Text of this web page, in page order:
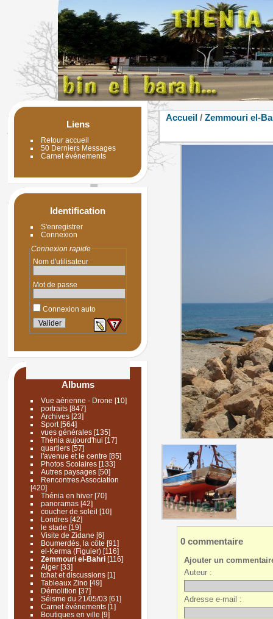
Liens
Retour accueil
50 Derniers Messages
Carnet événements
Identification
S'enregistrer
Connexion
Connexion rapide
Nom d'utilisateur
Mot de passe
Connexion auto
Albums
Vue aérienne - Drone [10]
portraits[847]
Archives [23]
Sport[564]
vues générales[135]
Thénia aujourd'hui [17]
quartiers[57]
l'avenue et le centre [85]
Photos Scolaires[133]
Autres paysages[50]
Rencontres Association
[420]
Thénia en hiver[70]
panoramas[42]
coucher de soleil [10]
Londres[42]
le stade [19]
Visite de Zidane [6]
Boumerdès, la côte [91]
el-Kerma (Figuier)[116]
Zemmouri el-Bahri[116]
Alger[33]
tchat et discussions[1]
Tableaux Zino[49]
Démolition [37]
Séisme du 21/05/03 [61]
Carnet événements[1]
Boutiques en ville [9]
Accueil / Zemmouri el-
0 commentaire
Ajouter un
Auteur :
Adresse e-mail :